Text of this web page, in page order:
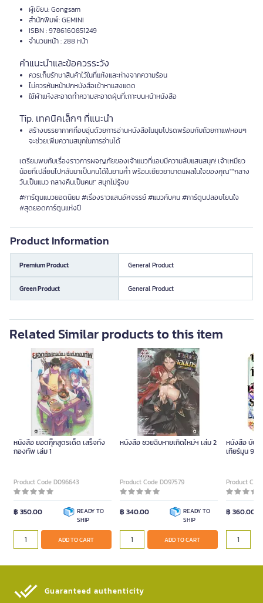
ผู้เขียน: Gongsam
สำนักพิมพ์: GEMINI
ISBN : 9786160851249
จำนวนหน้า : 288 หน้า
คำแนะนำและข้อควรระวัง
ควรเก็บรักษาสินค้าไว้ในที่แห้งและห่างจากความร้อน
ไม่ควรหันหน้าปกหนังสือเข้าหาแสงแดด
ใช้ผ้าแห้งสะอาดทำความสะอาดฝุ่นที่เกาะบนหน้าหนังสือ
Tip. เทคนิคเล็กๆ ที่แนะนำ
สร้างบรรยากาศที่อบอุ่นด้วยการอ่านหนังสือในมุมโปรดพร้อมกับถ้วยกาแฟหอมๆ
จะช่วยเพิ่มความสนุกในการอ่านได้
เตรียมพบกับเรื่องราวการผจญภัยของเจ้าแมวที่แอบมีความลับแสนสนุก! เจ้าเหมียว
น้อยที่เปลี่ยนไปกลับมาเป็นคนได้ในยามค่ำ พร้อมเยียวยาบาดแผลในใจของคุณ""กลาง
วันเป็นแมว กลางคืนเป็นคน!" สนุกไม่รู้จบ
#การ์ตูนแมวยอดนิยม #เรื่องราวแสนอัศจรรย์ #แมวกับคน #การ์ตูนปลอบโยนใจ
#สุดยอดการ์ตูนแห่งปี
Product Information
Premium Product General Product
Green Product General Product
Related Similar products to this item
หนังสือ ยอดกุ๊กสูตรเด็ด เสร็จทั้ง
กองทัพ เล่ม 1
Product Code D096643
฿ 350.00
READY TO
SHIP
ADD TO CART
หนังสือ ซวยฉิบหายเกิดใหม่ฯ เล่ม 2
Product Code D097579
฿ 340.00
READY TO
SHIP
ADD TO CART
หนังสือ บันทึ
เทียร์มูน 9
Product
฿ 360.00
Guaranteed authenticity​